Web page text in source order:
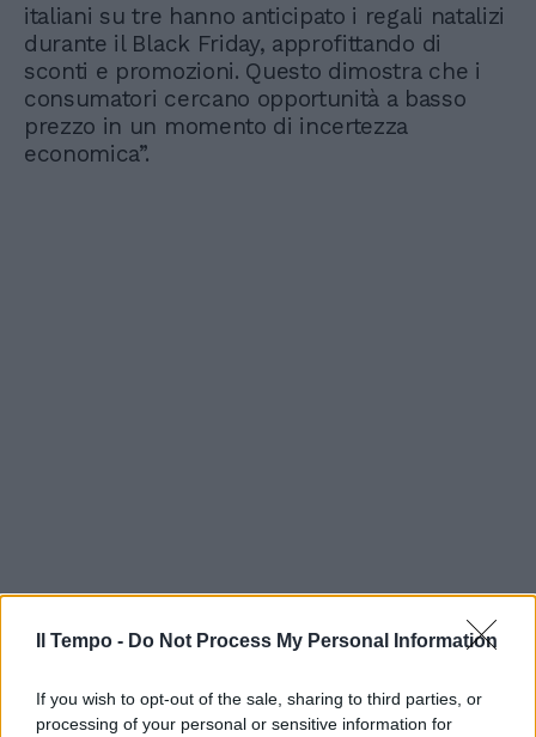
Il Tempo - Do Not Process My Personal Information
If you wish to opt-out of the sale, sharing to third parties, or
processing of your personal or sensitive information for
italiani su tre hanno anticipato i regali natalizi
durante il Black Friday, approfittando di
sconti e promozioni. Questo dimostra che i
consumatori cercano opportunità a basso
prezzo in un momento di incertezza
economica”.